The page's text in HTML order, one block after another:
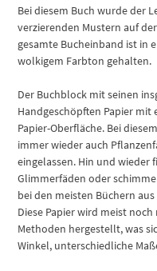
Bei diesem Buch wurde der
verzierenden Mustern auf
gesamte Bucheinband ist in
wolkigem Farbton gehalten.
Der Buchblock mit seinen
Handgeschöpften Papier
Papier-Oberfläche. Bei
immer wieder auch
eingelassen. Hin und wieder
Glimmerfäden oder
bei den meisten Büchern
Diese Papier wird meist
Methoden hergestellt, was
Winkel, unterschiedliche